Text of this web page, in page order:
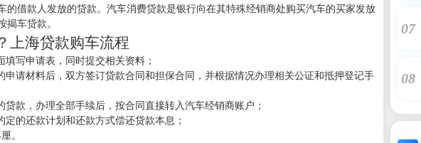
的借款人发放的贷款。汽车消费贷款是银行向在其特殊经销商处购买汽车的买家发放
车贷款。
上海贷款购车流程
写申请表，同时提交相关资料；
请材料后，双方签订贷款合同和担保合同，并根据情况办理相关公证和抵押登记手
款，办理全部手续后，按合同直接转入汽车经销商账户；
的还款计划和还款方式偿还贷款本息；
。
07
08